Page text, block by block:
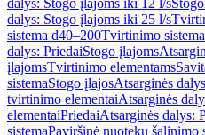
dalys: Stogo įlajoms iki 12 l/s
dalys: Stogo įlajoms iki 25 l/s
sistema d40–200Tvirtinimo
dalys: PriedaiStogo įlajoms
įlajomsTvirtinimo elementams
sistemaStogo įlajosAtsarginės
tvirtinimo elementaiAtsarginės
elementaiPriedaiAtsarginės dalys:
sistemaPaviršinė nuotekų šalinimo